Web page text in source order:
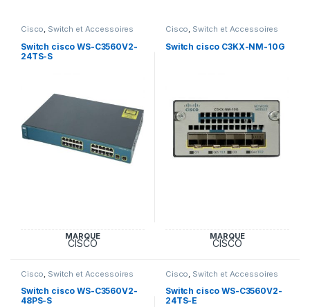
Cisco, Switch et Accessoires
Switch cisco WS-C3560V2-
24TS-S
MARQUE
CISCO
Cisco, Switch et Accessoires
Switch cisco C3KX-NM-10G
MARQUE
CISCO
Cisco Switch et Accessoires
Cisco
Switch cisco WS-C3560V2-
48PS-S
Cisco Switch et Accessoires
Cisco
Switch cisco WS-C3560V2-
24TS-E